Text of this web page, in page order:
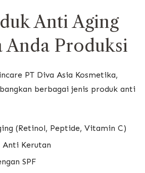
Anti Aging
Anda Produksi
PT Diva Asia Kosmetika,
berbagai jenis produk anti
(Retinol, Peptide, Vitamin C)
Anti Kerutan
SPF